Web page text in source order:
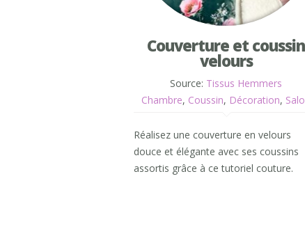
Couverture et coussin
velours
Source: Tissus Hemmers
Chambre, Coussin, Décoration,
Réalisez une couverture en velours
douce et élégante avec ses coussins
assortis grâce à ce tutoriel couture.